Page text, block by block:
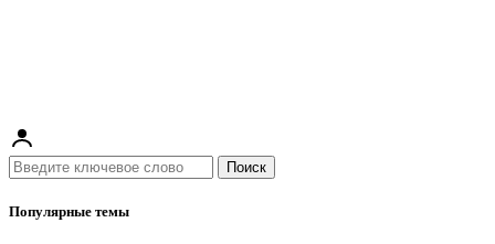
Поиск
Популярные темы